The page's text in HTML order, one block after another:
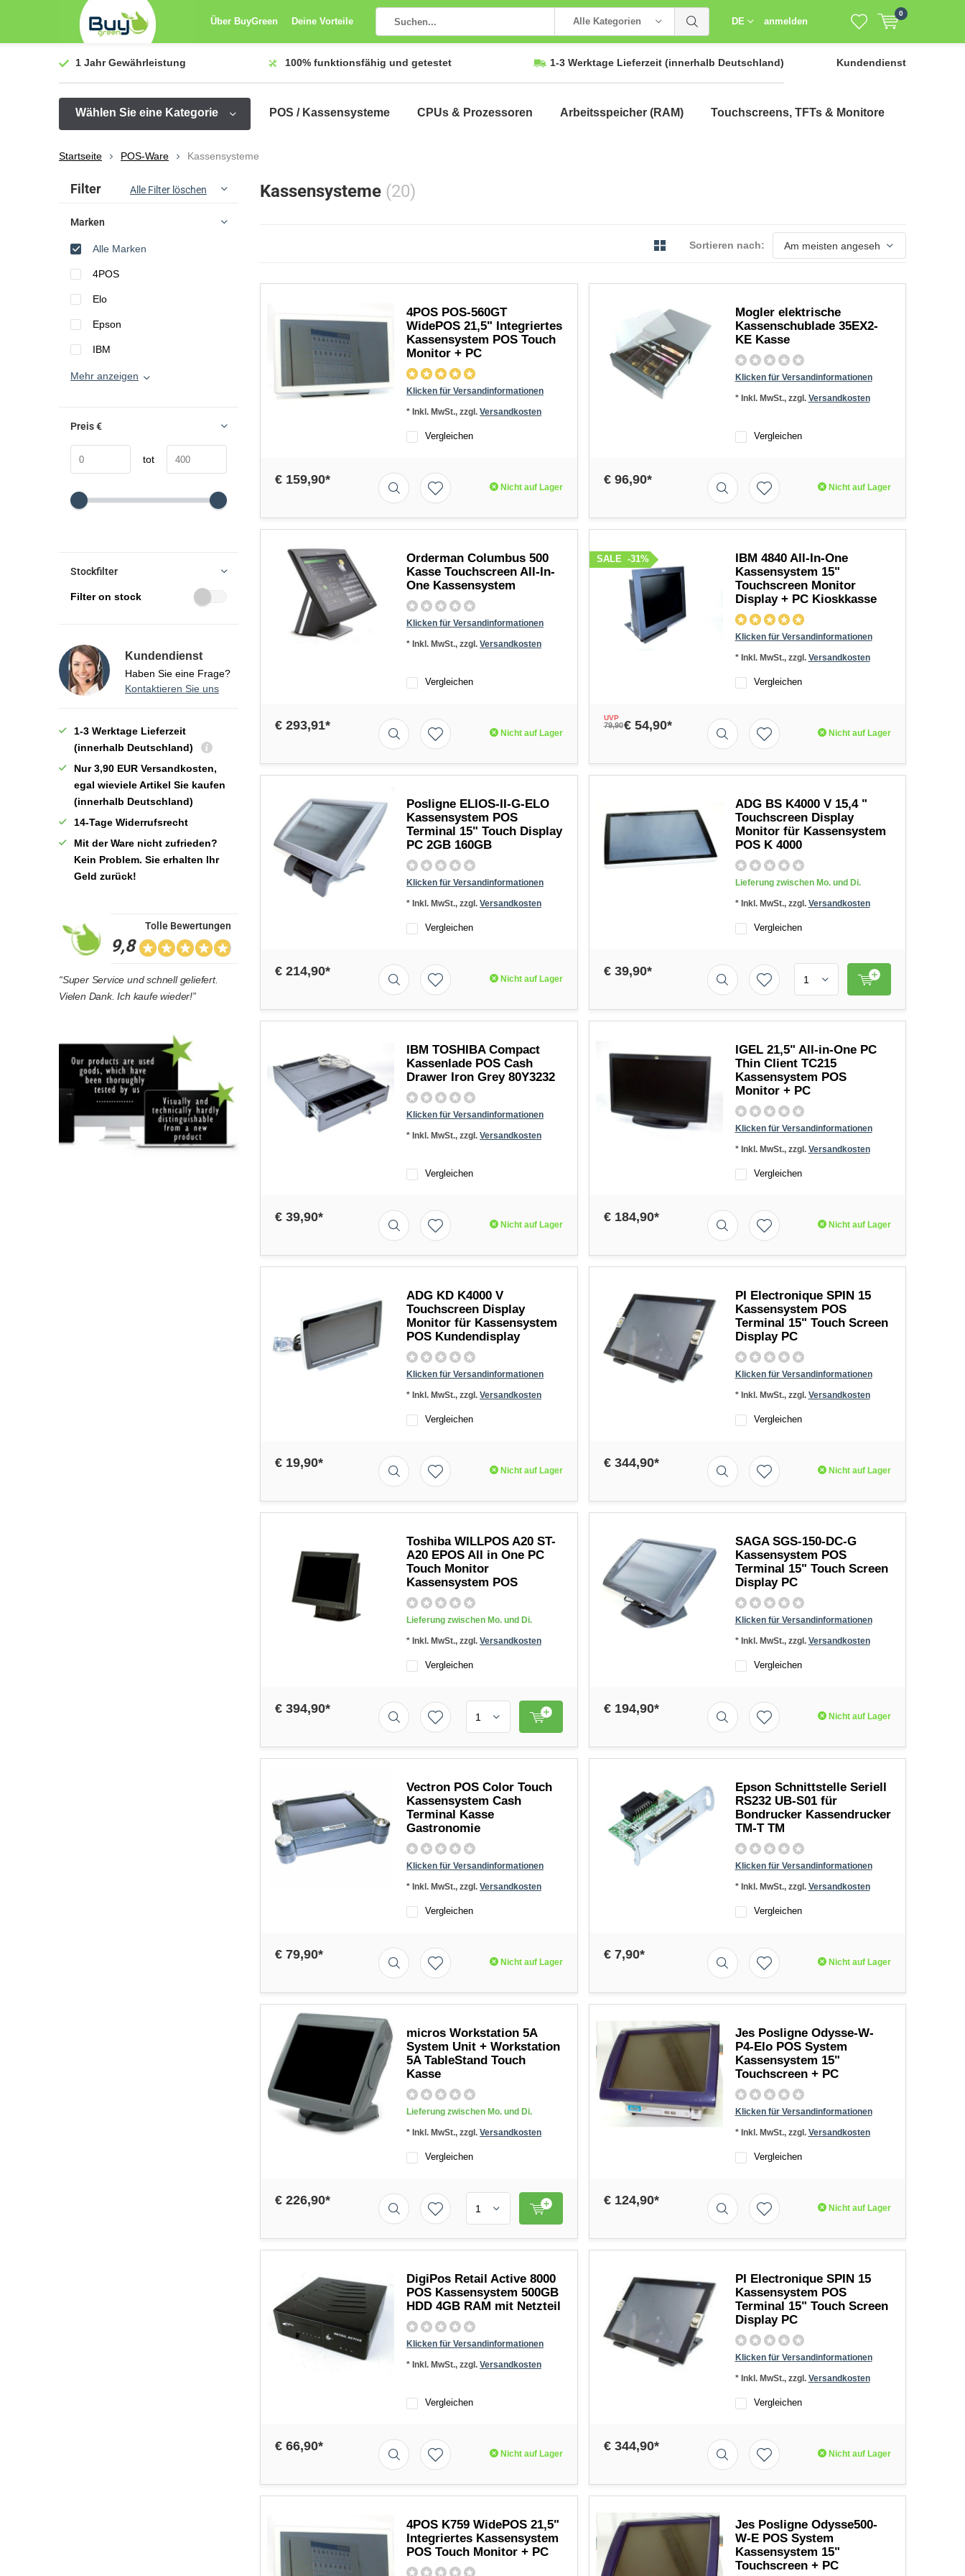
Über BuyGreen Deine Vorteile Alle Kategorien DE anmelden
0
1 JahrGewährleistung 100% funktionsfähig und getestet 1-3 Werktage Lieferzeit (innerhalb Deutschland) Kundendienst
Wählen Sie eine Kategorie POS / Kassensysteme CPUs & Prozessoren Arbeitsspeicher (RAM) Touchscreens, TFTs & Monitore
Startseite POS-Ware Kassensysteme
Kassensysteme (20)
Sortieren nach:
4POS POS-560GT
WidePOS 21,5" Integriertes
Kassensystem POS Touch
Monitor + PC
Klicken für Versandinformationen
* Inkl. MwSt., zzgl. Versandkosten
Vergleichen
€ 159,90*
Nicht auf Lager
Mogler elektrische
Kassenschublade 35EX2-
KE Kasse
Klicken für Versandinformationen
* Inkl. MwSt., zzgl. Versandkosten
Vergleichen
€ 96,90*
Nicht auf Lager
Orderman Columbus 500
Kasse Touchscreen All-In-
One Kassensystem
Klicken für Versandinformationen
* Inkl. MwSt., zzgl. Versandkosten
Vergleichen
€ 293,91*
Nicht auf Lager
IBM 4840 All-In-One
Kassensystem 15"
Touchscreen Monitor
Display + PC Kioskkasse
Klicken für Versandinformationen
-31%
SALE
* Inkl. MwSt., zzgl. Versandkosten
Vergleichen
UVP
79,90€ 54,90*
Nicht auf Lager
Posligne ELIOS-II-G-ELO
Kassensystem POS
Terminal 15" Touch Display
PC 2GB 160GB
Klicken für Versandinformationen
* Inkl. MwSt., zzgl. Versandkosten
Vergleichen
€ 214,90*
Nicht auf Lager
ADG BS K4000 V 15,4 "
Touchscreen Display
Monitor für Kassensystem
POS K 4000
Lieferung zwischen Mo. und Di.
* Inkl. MwSt., zzgl. Versandkosten
Vergleichen
€ 39,90*
IBM TOSHIBA Compact
Kassenlade POS Cash
Drawer Iron Grey 80Y3232
Klicken für Versandinformationen
* Inkl. MwSt., zzgl. Versandkosten
Vergleichen
€ 39,90*
Nicht auf Lager
IGEL 21,5" All-in-One PC
Thin Client TC215
Kassensystem POS
Monitor + PC
Klicken für Versandinformationen
* Inkl. MwSt., zzgl. Versandkosten
Vergleichen
€ 184,90*
Nicht auf Lager
ADG KD K4000 V
Touchscreen Display
Monitor für Kassensystem
POS Kundendisplay
Klicken für Versandinformationen
* Inkl. MwSt., zzgl. Versandkosten
Vergleichen
€ 19,90*
Nicht auf Lager
PI Electronique SPIN 15
Kassensystem POS
Terminal 15" Touch Screen
Display PC
Klicken für Versandinformationen
* Inkl. MwSt., zzgl. Versandkosten
Vergleichen
€ 344,90*
Nicht auf Lager
Toshiba WILLPOS A20 ST-
A20 EPOS All in One PC
Touch Monitor
Kassensystem POS
Lieferung zwischen Mo. und Di.
* Inkl. MwSt., zzgl. Versandkosten
Vergleichen
€ 394,90*
SAGA SGS-150-DC-G
Kassensystem POS
Terminal 15" Touch Screen
Display PC
Klicken für Versandinformationen
* Inkl. MwSt., zzgl. Versandkosten
Vergleichen
€ 194,90*
Nicht auf Lager
Vectron POS Color Touch
Kassensystem Cash
Terminal Kasse
Gastronomie
Klicken für Versandinformationen
* Inkl. MwSt., zzgl. Versandkosten
Vergleichen
€ 79,90*
Nicht auf Lager
Epson Schnittstelle Seriell
RS232 UB-S01 für
Bondrucker Kassendrucker
TM-T TM
Klicken für Versandinformationen
* Inkl. MwSt., zzgl. Versandkosten
Vergleichen
€ 7,90*
Nicht auf Lager
micros Workstation 5A
System Unit + Workstation
5A TableStand Touch
Kasse
Lieferung zwischen Mo. und Di.
* Inkl. MwSt., zzgl. Versandkosten
Vergleichen
€ 226,90*
Jes Posligne Odysse-W-
P4-Elo POS System
Kassensystem 15"
Touchscreen + PC
Klicken für Versandinformationen
* Inkl. MwSt., zzgl. Versandkosten
Vergleichen
€ 124,90*
Nicht auf Lager
DigiPos Retail Active 8000
POS Kassensystem 500GB
HDD 4GB RAM mit Netzteil
Klicken für Versandinformationen
* Inkl. MwSt., zzgl. Versandkosten
Vergleichen
€ 66,90*
Nicht auf Lager
PI Electronique SPIN 15
Kassensystem POS
Terminal 15" Touch Screen
Display PC
Klicken für Versandinformationen
* Inkl. MwSt., zzgl. Versandkosten
Vergleichen
€ 344,90*
Nicht auf Lager
4POS K759 WidePOS 21,5"
Integriertes Kassensystem
POS Touch Monitor + PC
Jes Posligne Odysse500-
W-E POS System
Kassensystem 15"
Touchscreen + PC
Sortieren nach:
Filter Alle Filter löschen
Marken
Alle Marken
4POS
Elo
Epson
IBM
Mehr anzeigen
Preis€
tot
Stockfilter
Filter on stock
Kundendienst
Haben Sie eine Frage?
Kontaktieren Sie uns
1-3 Werktage Lieferzeit
(innerhalb Deutschland)
Nur 3,90 EUR Versandkosten,
egal wieviele Artikel Sie kaufen
(innerhalb Deutschland)
14-Tage Widerrufsrecht
Mit der Ware nicht zufrieden?
Kein Problem. Sie erhalten Ihr
Geld zurück!
9,8
Tolle Bewertungen
“Super Service und schnell geliefert.
Vielen Dank. Ich kaufe wieder!”